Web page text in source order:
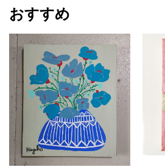
おすすめ